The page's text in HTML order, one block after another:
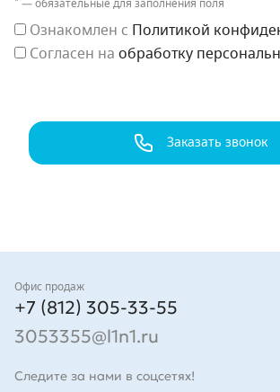
— обязательные для заполнения поля
Ознакомлен с
Политикой
Согласен на обработку
Заказать звонок
Контакты
Офис продаж
+7 (812) 305-33-55
3053355@l1n1.ru
Следите за нами в соцсетях!